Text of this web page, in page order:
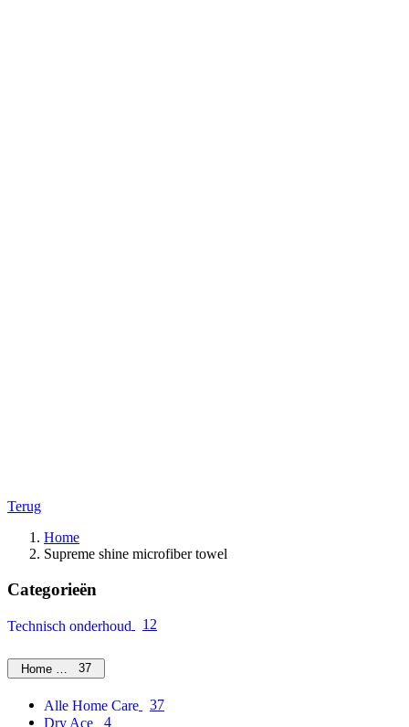
Terug
Home
Supreme shine microfiber towel
Categorieën
Technisch onderhoud 12
Home Care37
Alle Home Care
37
Dry Ace
4